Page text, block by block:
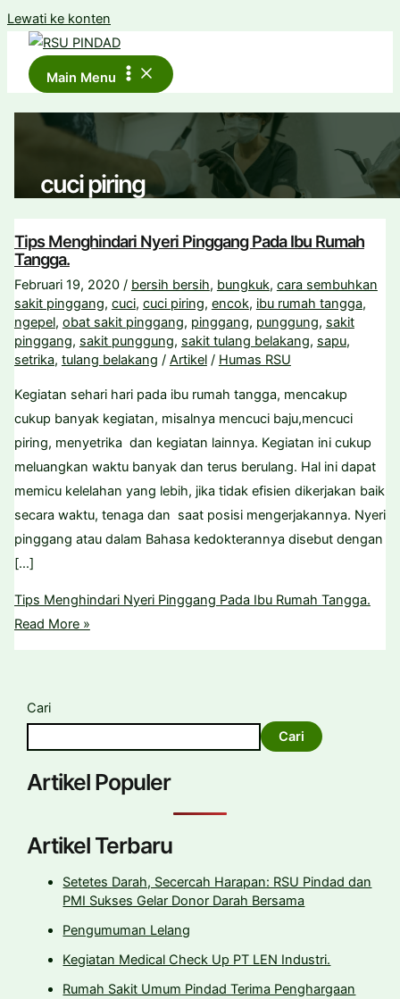
Lewati ke konten
Main Menu
cuci piring
Tips Menghindari Nyeri Pinggang Pada Ibu Rumah
Tangga.
Februari 19, 2020 / bersih bersih, bungkuk, cara sembuhkan
sakit pinggang, cuci, cuci piring, encok, ibu rumah tangga,
ngepel, obat sakit pinggang, pinggang, punggung, sakit
pinggang, sakit punggung, sakit tulang belakang, sapu,
setrika, tulang belakang / Artikel/ Humas RSU
Kegiatan sehari hari pada ibu rumah tangga, mencakup
cukup banyak kegiatan, misalnya mencuci baju,mencuci
piring, menyetrika dan kegiatan lainnya. Kegiatan ini cukup
meluangkan waktu banyak dan terus berulang. Hal ini dapat
memicu kelelahan yang lebih, jika tidak efisien dikerjakan baik
secara waktu, tenaga dan saat posisi mengerjakannya. Nyeri
pinggang atau dalam Bahasa kedokterannya disebut dengan
[…]
Tips Menghindari Nyeri Pinggang Pada Ibu Rumah Tangga.
Read More »
Cari
Cari
Artikel Populer
Artikel Terbaru
Setetes Darah, Secercah Harapan: RSU Pindad dan
PMI Sukses Gelar Donor Darah Bersama
Pengumuman Lelang
Kegiatan Medical Check Up PT LEN Industri.
Rumah Sakit Umum Pindad Terima Penghargaan